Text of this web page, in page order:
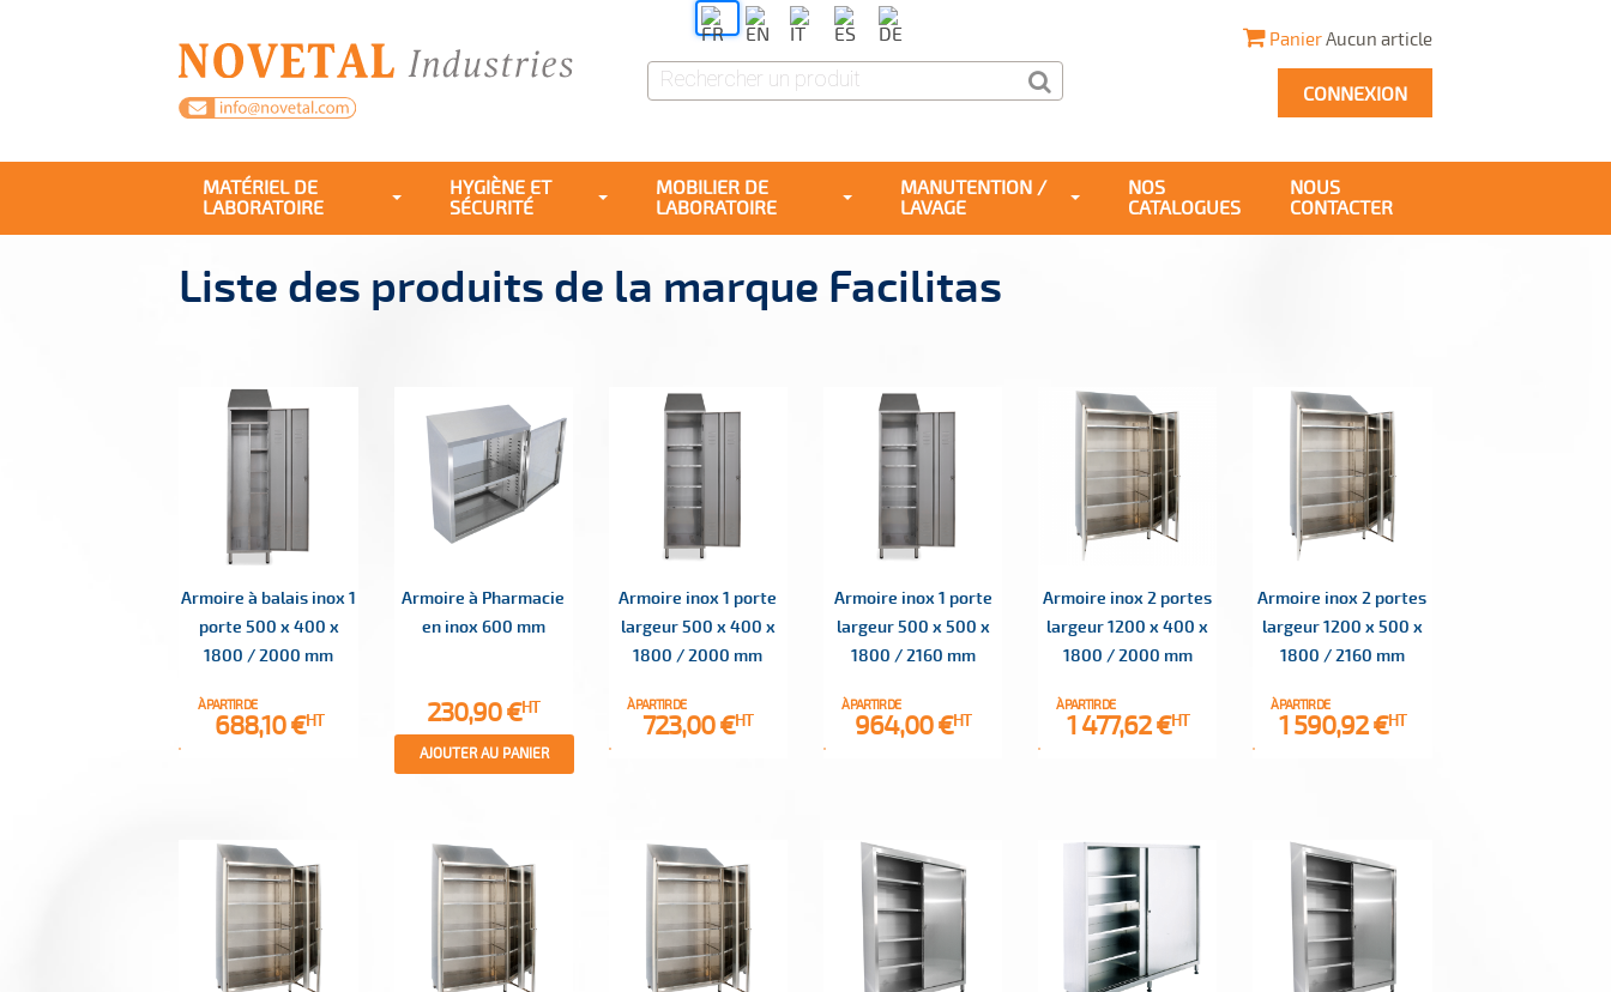
PanierAucun article
CONNEXION
MATÉRIEL DE
LABORATOIRE
HYGIÈNE ET
SÉCURITÉ
MOBILIER DE
LABORATOIRE
MANUTENTION /
LAVAGE
NOS
CATALOGUES
NOUS
CONTACTER
Liste des produits de la marque Facilitas
Armoire à balais inox 1
porte 500 x 400 x
1800 / 2000 mm
À PARTIR DE
Prix
688,10 €HT
Armoire à Pharmacie
en inox 600 mm
Prix
230,90 €HT
AJOUTER AU PANIER
Armoire inox 1 porte
largeur 500 x 400 x
1800 / 2000 mm
À PARTIR DE
Prix
723,00 €HT
Armoire inox 1 porte
largeur 500 x 500 x
1800 / 2160 mm
À PARTIR DE
Prix
964,00 €HT
Armoire inox 2 portes
largeur 1200 x 400 x
1800 / 2000 mm
À PARTIR DE
Prix
1 477,62 €HT
Armoire inox 2 portes
largeur 1200 x 500 x
1800 / 2160 mm
À PARTIR DE
Prix
1 590,92 €HT